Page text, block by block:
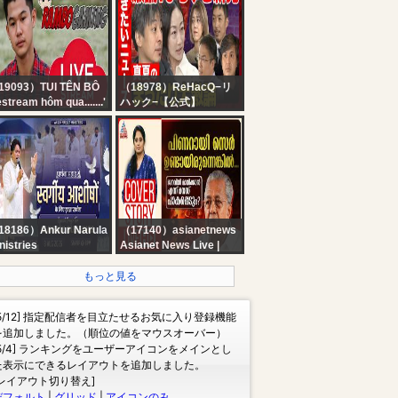
vs. Capitan |
2026
19093）TUI TÊN BÔ
hôm qua.......'
（18978）ReHacQ−リ
ハック−【公式】
【ReHacQ生配信】聞き
たいニュース！視聴者の
質問に答えるニュース番
組【ひろゆき&西村ゆか
vs乙武洋匡vs中室牧子
vs高橋弘樹vs西田亮
介】
18186）Ankur Narula
SPECIAL PRAYER
HEAVENLY
⁨| #ANM #live
（17140）asianetnews
Asianet News Live |
Kerala News Updates |
Breaking News | Kerala
もっと見る
12] 指定配信者を目立たせるお気に入り登録機能
追加しました。（順位の値をマウスオーバー）
4] ランキングをユーザーアイコンをメインとし
表示にできるレイアウトを追加しました。
イアウト切り替え]